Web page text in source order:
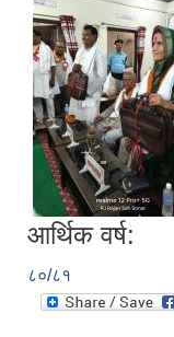
आर्थिक वर्ष:
८०/८१